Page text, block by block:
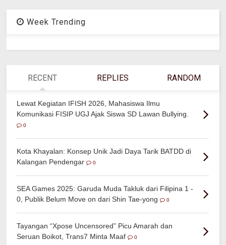
Week Trending
RECENT REPLIES RANDOM
Lewat Kegiatan IFISH 2026, Mahasiswa Ilmu
Komunikasi FISIP UGJ Ajak Siswa SD Lawan Bullying.
0
Kota Khayalan: Konsep Unik Jadi Daya Tarik BATDD di
Kalangan Pendengar
0
SEA Games 2025: Garuda Muda Takluk dari Filipina 1 -
0, Publik Belum Move on dari Shin Tae-yong
0
Tayangan “Xpose Uncensored” Picu Amarah dan
Seruan Boikot, Trans7 Minta Maaf
0